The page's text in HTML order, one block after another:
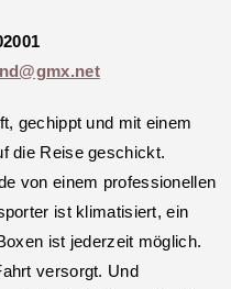
gechippt und mit einem
die Reise geschickt.
von einem professionellen
ist klimatisiert, ein
ist jederzeit möglich.
versorgt. Und